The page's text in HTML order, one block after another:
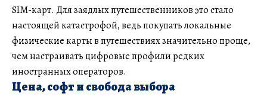
SIM-карт. Для заядлых путешественников это стало
настоящей катастрофой, ведь покупать локальные
физические карты в путешествиях значительно проще,
чем настраивать цифровые профили редких
иностранных операторов.
Цена, софт и свобода выбора